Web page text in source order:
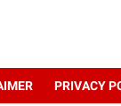
PRIVACY